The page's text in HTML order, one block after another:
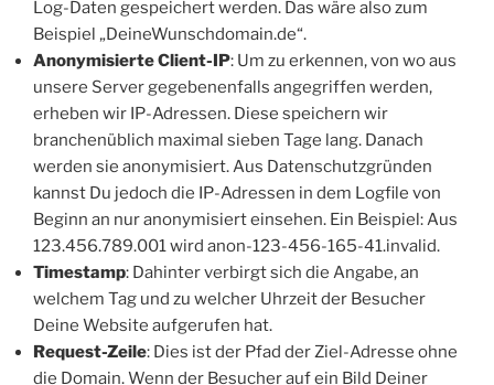
Log-Daten gespeichert werden. Das wäre also zum
Beispiel „DeineWunschdomain.de“.
Anonymisierte Client-IP: Um zu erkennen, von wo aus
unsere Server gegebenenfalls angegriffen werden,
erheben wir IP-Adressen. Diese speichern wir
branchenüblich maximal sieben Tage lang. Danach
werden sie anonymisiert. Aus Datenschutzgründen
kannst Du jedoch die IP-Adressen in dem Logfile von
Beginn an nur anonymisiert einsehen. Ein Beispiel: Aus
123.456.789.001 wird anon-123-456-165-41.invalid.
Timestamp: Dahinter verbirgt sich die Angabe, an
welchem Tag und zu welcher Uhrzeit der Besucher
Deine Website aufgerufen hat.
Request-Zeile: Dies ist der Pfad der Ziel-Adresse ohne
die Domain. Wenn der Besucher auf ein Bild Deiner